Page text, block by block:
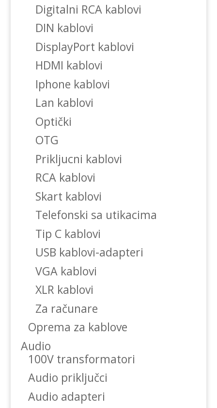
Digitalni RCA kablovi
DIN kablovi
DisplayPort kablovi
HDMI kablovi
Iphone kablovi
Lan kablovi
Optički
OTG
Prikljucni kablovi
RCA kablovi
Skart kablovi
Telefonski sa utikacima
Tip C kablovi
USB kablovi-adapteri
VGA kablovi
XLR kablovi
Za računare
Oprema za kablove
Audio
100V transformatori
Audio priključci
Audio adapteri